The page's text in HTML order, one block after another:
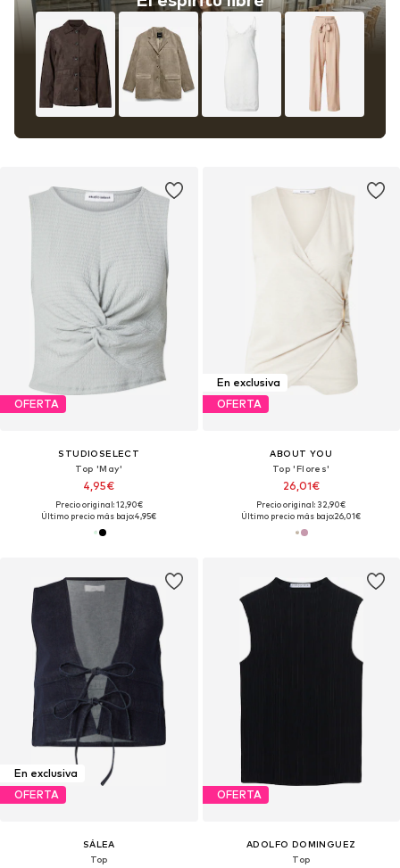
OFERTA
STUDIOSELECT
Top 'May'
4,95€
Precio original: 12,90€
Último precio más bajo:4,95€
En exclusiva
OFERTA
ABOUT YOU
Top 'Flores'
26,01€
Precio original: 32,90€
Último precio más bajo:26,01€
En exclusiva
OFERTA
SÁLEA
Top
OFERTA
ADOLFO DOMINGUEZ
Top